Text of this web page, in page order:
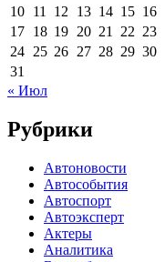
10 11 12 13 14 15 16
17 18 19 20 21 22 23
24 25 26 27 28 29 30
31
« Июл
Рубрики
Автоновости
Автособытия
Автоспорт
Автоэксперт
Актеры
Аналитика